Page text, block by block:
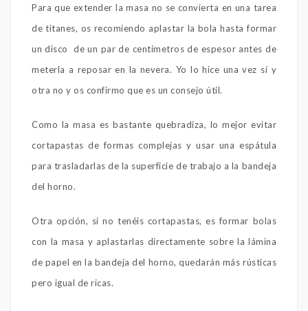
Para que extender la masa no se convierta en una tarea
de titanes, os recomiendo aplastar la bola hasta formar
un disco de un par de centímetros de espesor antes de
meterla a reposar en la nevera. Yo lo hice una vez sí y
otra no y os confirmo que es un consejo útil.
Como la masa es bastante quebradiza, lo mejor evitar
cortapastas de formas complejas y usar una espátula
para trasladarlas de la superficie de trabajo a la bandeja
del horno.
Otra opción, si no tenéis cortapastas, es formar bolas
con la masa y aplastarlas directamente sobre la lámina
de papel en la bandeja del horno, quedarán más rústicas
pero igual de ricas.